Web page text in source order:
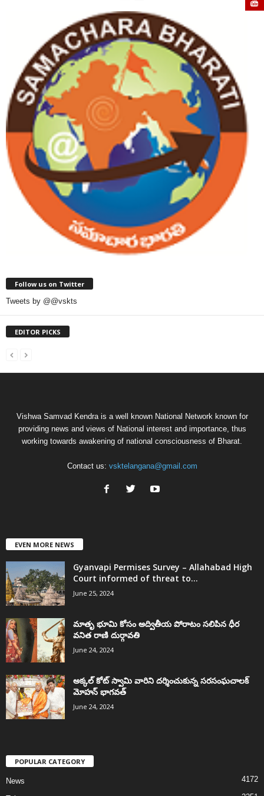
Follow us on Twitter
Tweets by @@vskts
EDITOR PICKS
Vishwa Samvad Kendra is a well known National Network known for
providing news and views of National interest and importance, thus
working towards awakening of national consciousness of Bharat.
Contact us: vsktelangana@gmail.com
EVEN MORE NEWS
Gyanvapi Permises Survey – Allahabad High
Court informed of threat to...
June 25, 2024
మాతృ భూమి కోసం అద్వితీయ పోరాటం సలిపిన ధీర
వనిత రాణి దుర్గావతి
June 24, 2024
అక్కల్‌ కోట్‌ స్వామి వారిని దర్శించుకున్న సరసంఘచాలక్
మోహన్ భాగవత్
June 24, 2024
POPULAR CATEGORY
News 4172